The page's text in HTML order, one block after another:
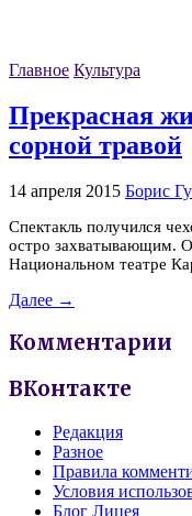
Главное Культура
Прекрасная
сорной травой
14 апреля 2015 Борис
Спектакль получился
остро захватывающим.
Национальном театре
Далее →
Комментарии
ВКонтакте
Редакция
Разное
Правила
Условия
Блог Лицея